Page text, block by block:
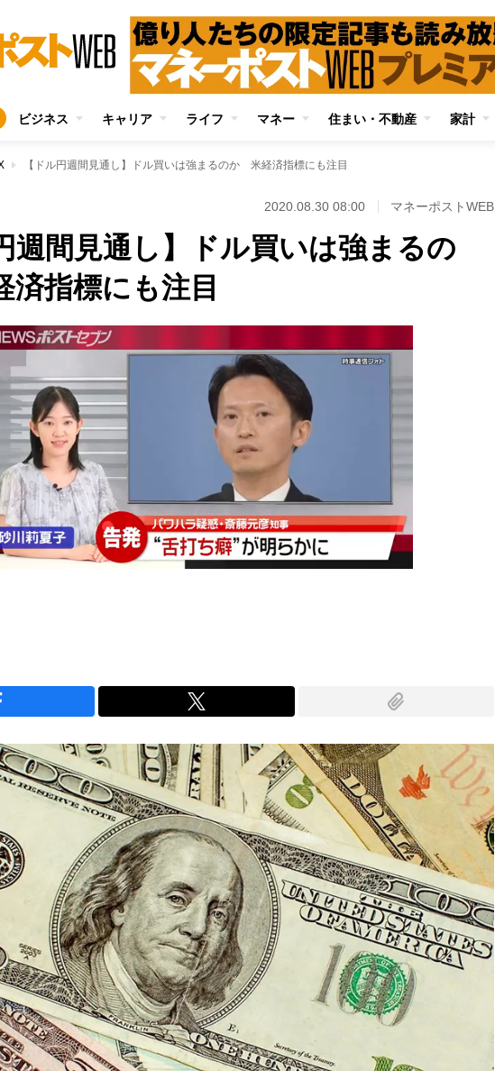
ビジネス キャリア ライフ マネー 住まい・不動産 家計
【ドル円週間見通し】ドル買いは強まるのか 米経済指標にも注目
2020.08.30 08:00 マネーポストWEB
週間見通し】ドル買いは強まるの
指標にも注目